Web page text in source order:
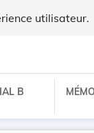
utilisateur.
B